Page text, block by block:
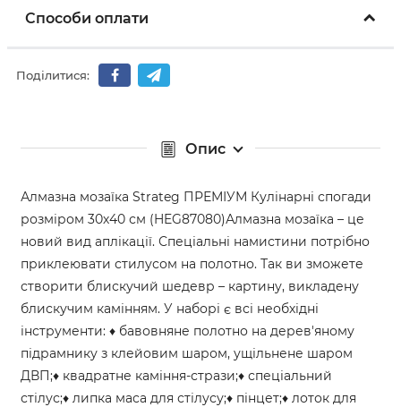
Способи оплати
Поділитися:
Опис
Алмазна мозаїка Strateg ПРЕМІУМ Кулінарні спогади
розміром 30х40 см (HEG87080)Алмазна мозаїка – це
новий вид аплікації. Спеціальні намистини потрібно
приклеювати стилусом на полотно. Так ви зможете
створити блискучий шедевр – картину, викладену
блискучим камінням. У наборі є всі необхідні
інструменти: ♦ бавовняне полотно на дерев'яному
підрамнику з клейовим шаром, ущільнене шаром
ДВП;♦ квадратне каміння-стрази;♦ спеціальний
стілус;♦ липка маса для стілусу;♦ пінцет;♦ лоток для